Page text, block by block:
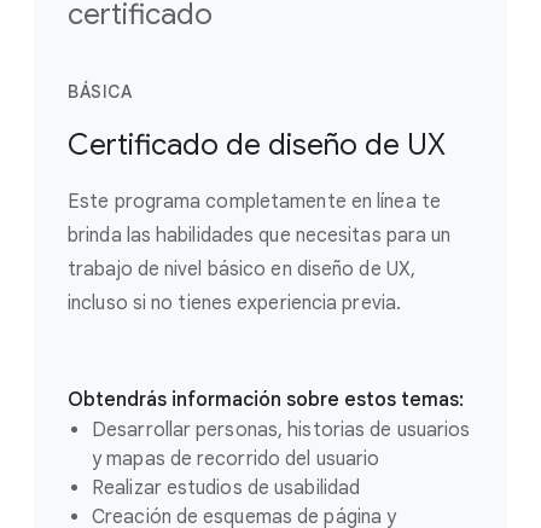
certificado
BÁSICA
Certificado de diseño de UX
Este programa completamente en línea te
brinda las habilidades que necesitas para un
trabajo de nivel básico en diseño de UX,
incluso si no tienes experiencia previa.
Obtendrás información sobre estos temas:
Desarrollar personas, historias de usuarios
y mapas de recorrido del usuario
Realizar estudios de usabilidad
Creación de esquemas de página y